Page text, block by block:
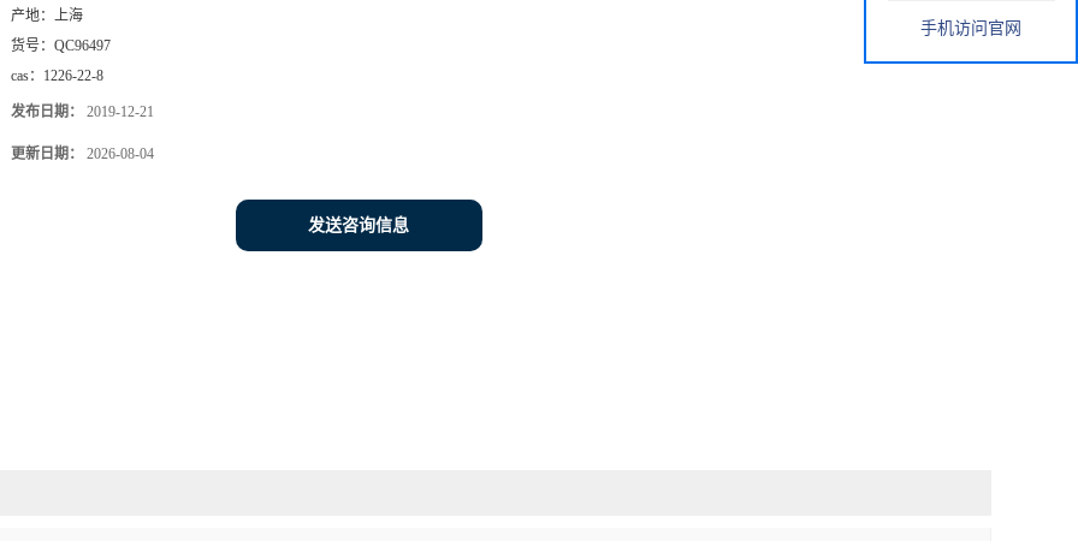
产地： 上海
货号： QC96497
cas： 1226-22-8
发布日期： 2019-12-21
更新日期： 2026-08-04
发送咨询信息
手机访问官网